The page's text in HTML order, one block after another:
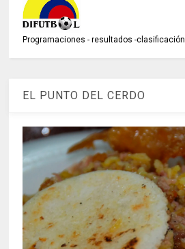
Programaciones - resultados -clasificación
EL PUNTO DEL CERDO